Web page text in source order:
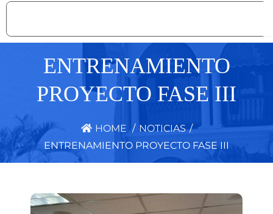
Search
ENTRENAMIENTO
PROYECTO FASE III
HOME / NOTICIAS /
ENTRENAMIENTO PROYECTO FASE III